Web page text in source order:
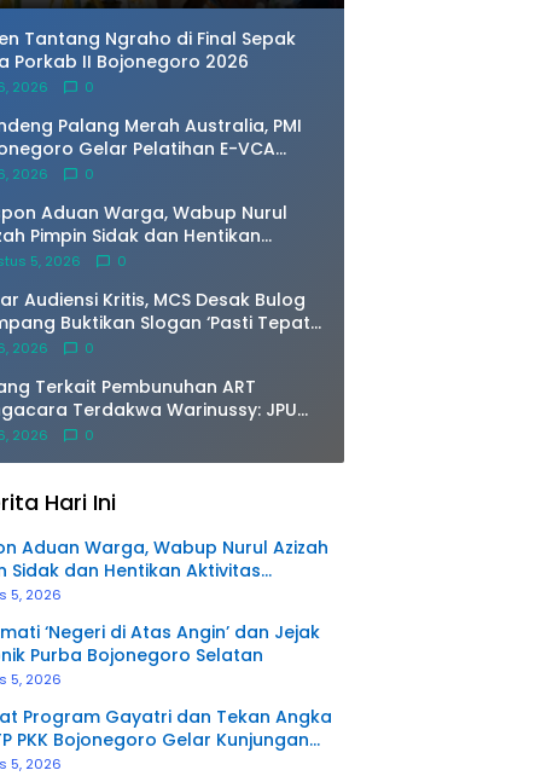
Tantang Ngraho di Final Sepak
Porkab II Bojonegoro 2026
2026 0
Palang Merah Australia, PMI
Gelar Pelatihan E-VCA
Petakan Risiko Banjir Bengawan
2026 0
Aduan Warga, Wabup Nurul
Pimpin Sidak dan Hentikan
Pengerukan Tanah di Trucuk
5, 2026 0
Audiensi Kritis, MCS Desak Bulog
Buktikan Slogan ‘Pasti Tepat
Kuantitas’
2026 0
Terkait Pembunuhan ART
Terdakwa Warinussy: JPU
Saksi Ahli dr.Jimmy,
2026 0
Hari Ini
Aduan Warga, Wabup Nurul Azizah
Sidak dan Hentikan Aktivitas
Tanah di Trucuk
5, 2026
‘Negeri di Atas Angin’ dan Jejak
Purba Bojonegoro Selatan
5, 2026
Program Gayatri dan Tekan Angka
PKK Bojonegoro Gelar Kunjungan
di Ngambon
5, 2026